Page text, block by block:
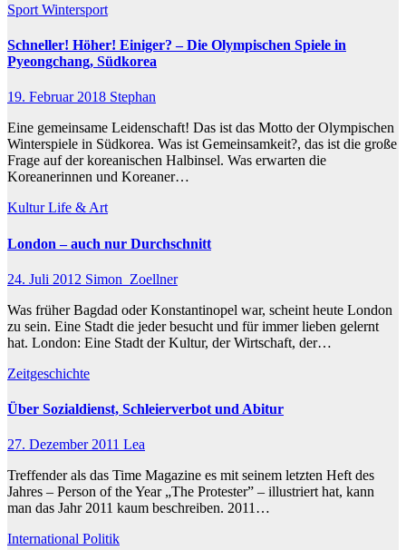
Sport Wintersport
Schneller! Höher! Einiger? – Die Olympischen Spiele in
Pyeongchang, Südkorea
19. Februar 2018 Stephan
Eine gemeinsame Leidenschaft! Das ist das Motto der Olympischen
Winterspiele in Südkorea. Was ist Gemeinsamkeit?, das ist die große
Frage auf der koreanischen Halbinsel. Was erwarten die
Koreanerinnen und Koreaner…
KulturLife & Art
London – auch nur Durchschnitt
24. Juli 2012 Simon_Zoellner
Was früher Bagdad oder Konstantinopel war, scheint heute London
zu sein. Eine Stadt die jeder besucht und für immer lieben gelernt
hat. London: Eine Stadt der Kultur, der Wirtschaft, der…
Zeitgeschichte
Über Sozialdienst, Schleierverbot und Abitur
27. Dezember 2011 Lea
Treffender als das Time Magazine es mit seinem letzten Heft des
Jahres – Person of the Year „The Protester” – illustriert hat, kann
man das Jahr 2011 kaum beschreiben. 2011…
International Politik